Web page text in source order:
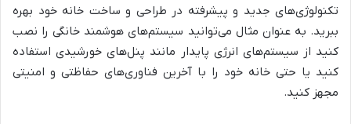
تکنولوژی‌های جدید و پیشرفته در طراحی و ساخت خانه خود بهره
ببرید. به عنوان مثال می‌توانید سیستم‌های هوشمند خانگی را نصب
کنید از سیستم‌های انرژی پایدار مانند پنل‌های خورشیدی استفاده
کنید یا حتی خانه خود را با آخرین فناوری‌های حفاظتی و امنیتی
مجهز کنید.